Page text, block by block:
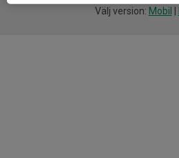
Välj version: Mobil